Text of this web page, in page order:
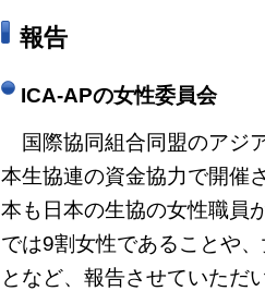
報告
ICA-APの女性委員会
国際協同組合同盟のアジ
本生協連の資金協力で開催
本も日本の生協の女性職員
では9割女性であることや
となど、報告させていただ